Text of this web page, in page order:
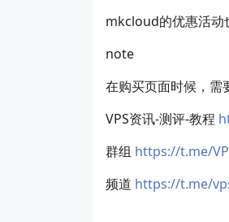
mkcloud的优惠活动
note
在购买页面时候，需
VPS资讯-测评-教程
群组 https://t.me/
频道 https://t.me/